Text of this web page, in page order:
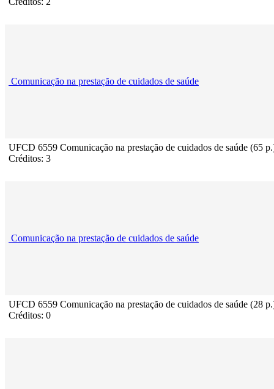
Comunicação na prestação de cuidados de saúde
UFCD 6559 Comunicação na prestação de cuidados de saúde (65
Créditos: 3
Comunicação na prestação de cuidados de saúde
UFCD 6559 Comunicação na prestação de cuidados de saúde (28
Créditos: 0